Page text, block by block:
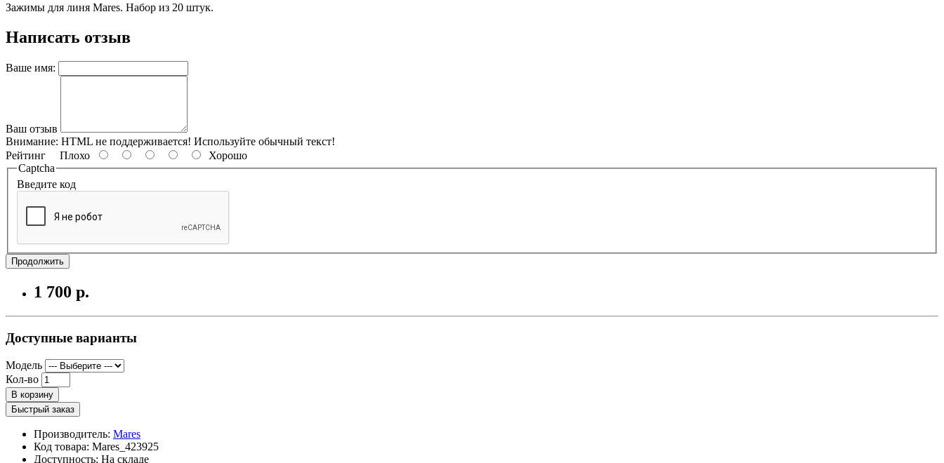
Зажимы для линя Mares. Набор из 20 штук.
Написать отзыв
Ваше имя:
Ваш отзыв
Внимание: HTML не поддерживается! Используйте обычный текст!
Рейтинг Плохо
Хорошо
Captcha
Введите код
Продолжить
1 700 р.
Доступные варианты
Модель
Кол-во
В корзину
Быстрый заказ
Производитель: Mares
Код товара: Mares_423925
Доступность: На складе